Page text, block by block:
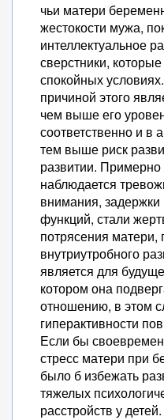
чьи матери
жестокости мужа,
интеллектуальное
сверстники,
спокойных
причиной этого
чем выше его
соответственно и в
тем выше риск
развитии. Примерно
наблюдается
внимания,
функций, стали
потрясения матери,
внутриутробного
является для
котором она
отношению, в этом
гиперактивности
Если бы
стресс матери при
было б избежать
тяжелых
расстройств у детей.